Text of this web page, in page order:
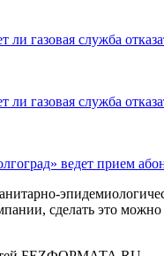
газовая служба
газовая служба
ведет прием
сделать это